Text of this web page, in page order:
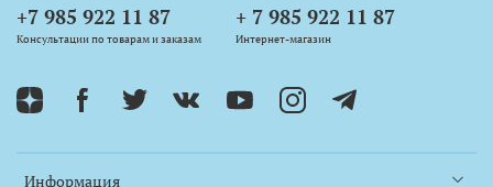
Информация
+7 985 922 11 87
Консультации по товарам и заказам
+ 7 985 922 11 87
Интернет-магазин